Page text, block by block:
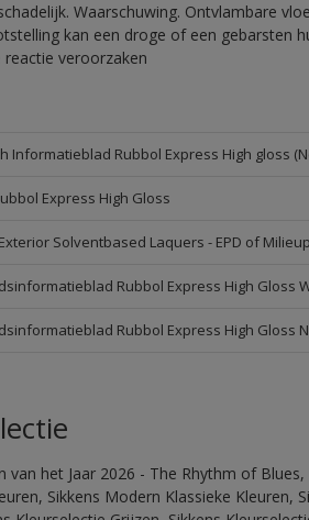
Waarschuwing. Ontvlambare
kan een droge of een gebarsten
reactie veroorzaken
Informatieblad Rubbol Express High gloss
Express High Gloss
Solventbased Laquers - EPD of
Rubbol Express High Gloss
Rubbol Express High Gloss
van het Jaar 2026 - The Rhythm of
Sikkens Modern Klassieke Kleuren,